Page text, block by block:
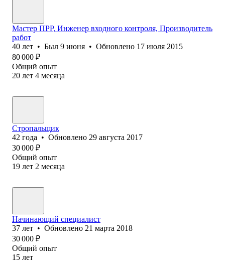
Мастер ПРР, Инженер входного контроля, Производитель
работ
40 лет • Был 9 июня • Обновлено 17 июля 2015
80 000 ₽
Общий опыт
20 лет 4 месяца
Стропальщик
42 года • Обновлено 29 августа 2017
30 000 ₽
Общий опыт
19 лет 2 месяца
Начинающий специалист
37 лет • Обновлено 21 марта 2018
30 000 ₽
Общий опыт
15 лет